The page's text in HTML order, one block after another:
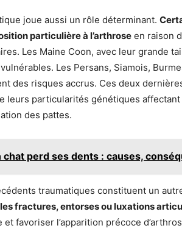
joue aussi un rôle déterminant.
particulière à l’arthrose en raison
Les Maine Coon, avec leur grande
Les Persans, Siamois,
des risques accrus. Ces deux
leurs particularités génétiques
des pattes.
chat perd ses dents : causes,
traumatiques constituent un
fractures, entorses ou luxations
et favoriser l’apparition précoce